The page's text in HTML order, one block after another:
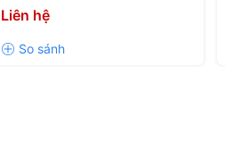
3300MB/s - Ghi 2600MB/s) -
(1TB_LNM610P001T-RNNNG)
Liên hệ